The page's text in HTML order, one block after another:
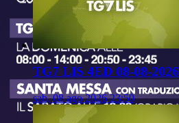
TG7 LIS 4ED 08-08-2026
sab, 08 ago 2026 23:50